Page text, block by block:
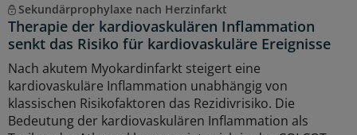
Sekundärprophylaxe nach Herzinfarkt
Therapie der kardiovaskulären Inflammation
senkt das Risiko für kardiovaskuläre Ereignisse
Nach akutem Myokardinfarkt steigert eine
kardiovaskuläre Inflammation unabhängig von
klassischen Risikofaktoren das Rezidivrisiko. Die
Bedeutung der kardiovaskulären Inflammation als